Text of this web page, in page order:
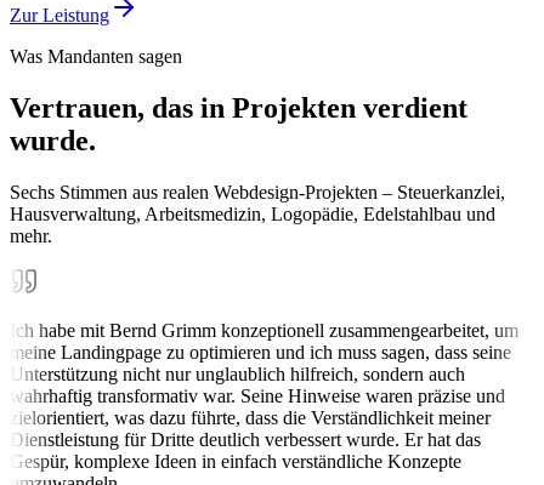
Zur Leistung
Was Mandanten sagen
Vertrauen, das in Projekten verdient
wurde.
Sechs Stimmen aus realen Webdesign-Projekten – Steuerkanzlei,
Hausverwaltung, Arbeitsmedizin, Logopädie, Edelstahlbau und
mehr.
Ich habe mit Bernd Grimm konzeptionell zusammengearbeitet, um
meine Landingpage zu optimieren und ich muss sagen, dass seine
Unterstützung nicht nur unglaublich hilfreich, sondern auch
wahrhaftig transformativ war. Seine Hinweise waren präzise und
zielorientiert, was dazu führte, dass die Verständlichkeit meiner
Dienstleistung für Dritte deutlich verbessert wurde. Er hat das
Gespür, komplexe Ideen in einfach verständliche Konzepte